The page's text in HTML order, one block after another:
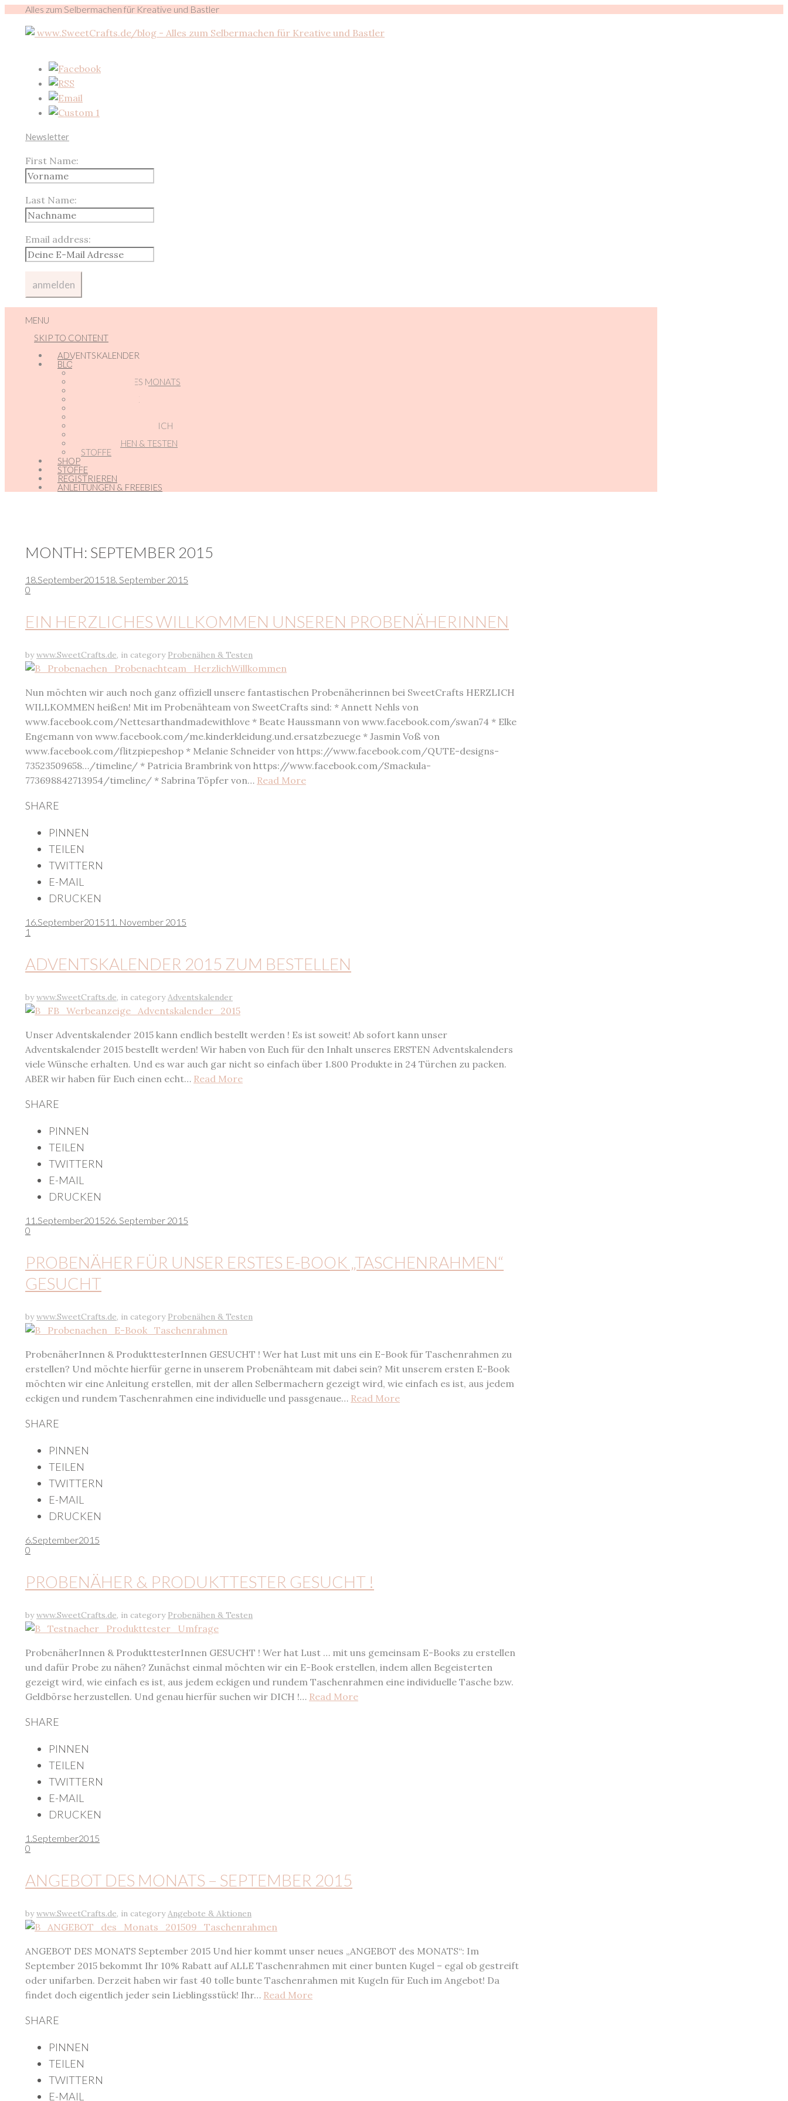
Alles zum Selbermachen für Kreative und Bastler
Newsletter
First Name:
Last Name:
Email address:
MENU
SKIP TO CONTENT
ADVENTSKALENDER
BLOG
ANGEBOTE DES MONATS
BABY – GLÜCK
MARKETING FÜR DICH
PROBENÄHEN & TESTEN
STOFFE
SHOP
STOFFE
REGISTRIEREN
ANLEITUNGEN & FREEBIES
MONTH: SEPTEMBER 2015
18.September201518. September 2015
0
EIN HERZLICHES WILLKOMMEN UNSEREN PROBENÄHERINNEN
bywww.SweetCrafts.de, in category Probenähen & Testen
Nun möchten wir auch noch ganz offiziell unsere fantastischen Probenäherinnen bei SweetCrafts HERZLICH
WILLKOMMEN heißen! Mit im Probenähteam von SweetCrafts sind: * Annett Nehls von
www.facebook.com/Nettesarthandmadewithlove * Beate Haussmann von www.facebook.com/swan74 * Elke
Engemann von www.facebook.com/me.kinderkleidung.und.ersatzbezuege * Jasmin Voß von
www.facebook.com/flitzpiepeshop * Melanie Schneider von https://www.facebook.com/QUTE-designs-
73523509658…/timeline/ * Patricia Brambrink von https://www.facebook.com/Smackula-
773698842713954/timeline/ * Sabrina Töpfer von… Read More
SHARE
PINNEN
TEILEN
TWITTERN
E-MAIL
DRUCKEN
16.September201511. November 2015
1
ADVENTSKALENDER 2015 ZUM BESTELLEN
bywww.SweetCrafts.de, in categoryAdventskalender
Unser Adventskalender 2015 kann endlich bestellt werden ! Es ist soweit! Ab sofort kann unser
Adventskalender 2015 bestellt werden! Wir haben von Euch für den Inhalt unseres ERSTEN Adventskalenders
viele Wünsche erhalten. Und es war auch gar nicht so einfach über 1.800 Produkte in 24 Türchen zu packen.
ABER wir haben für Euch einen echt… Read More
SHARE
PINNEN
TEILEN
TWITTERN
E-MAIL
DRUCKEN
11.September201526. September 2015
0
PROBENÄHER FÜR UNSER ERSTES E-BOOK „TASCHENRAHMEN“
GESUCHT
bywww.SweetCrafts.de, in category Probenähen & Testen
ProbenäherInnen & ProdukttesterInnen GESUCHT ! Wer hat Lust mit uns ein E-Book für Taschenrahmen zu
erstellen? Und möchte hierfür gerne in unserem Probenähteam mit dabei sein? Mit unserem ersten E-Book
möchten wir eine Anleitung erstellen, mit der allen Selbermachern gezeigt wird, wie einfach es ist, aus jedem
eckigen und rundem Taschenrahmen eine individuelle und passgenaue… Read More
SHARE
PINNEN
TEILEN
TWITTERN
E-MAIL
DRUCKEN
6.September2015
0
PROBENÄHER & PRODUKTTESTER GESUCHT !
bywww.SweetCrafts.de, in category Probenähen & Testen
ProbenäherInnen & ProdukttesterInnen GESUCHT ! Wer hat Lust … mit uns gemeinsam E-Books zu erstellen
und dafür Probe zu nähen? Zunächst einmal möchten wir ein E-Book erstellen, indem allen Begeisterten
gezeigt wird, wie einfach es ist, aus jedem eckigen und rundem Taschenrahmen eine individuelle Tasche bzw.
Geldbörse herzustellen. Und genau hierfür suchen wir DICH !… Read More
SHARE
PINNEN
TEILEN
TWITTERN
E-MAIL
DRUCKEN
1.September2015
0
ANGEBOT DES MONATS – SEPTEMBER 2015
bywww.SweetCrafts.de, in categoryAngebote & Aktionen
ANGEBOT DES MONATS September 2015 Und hier kommt unser neues „ANGEBOT des MONATS“: Im
September 2015 bekommt Ihr 10% Rabatt auf ALLE Taschenrahmen mit einer bunten Kugel – egal ob gestreift
oder unifarben. Derzeit haben wir fast 40 tolle bunte Taschenrahmen mit Kugeln für Euch im Angebot! Da
findet doch eigentlich jeder sein Lieblingsstück! Ihr… Read More
SHARE
PINNEN
TEILEN
TWITTERN
E-MAIL